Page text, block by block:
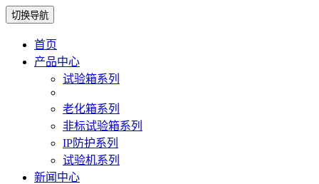
切换导航
首页
产品中心
试验箱系列
老化箱系列
非标试验箱系列
IP防护系列
试验机系列
新闻中心